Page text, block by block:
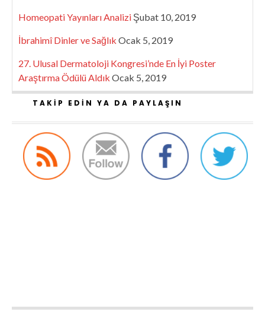
Homeopati Yayınları Analizi Şubat 10, 2019
İbrahimî Dinler ve Sağlık Ocak 5, 2019
27. Ulusal Dermatoloji Kongresi’nde En İyi Poster
Araştırma Ödülü Aldık Ocak 5, 2019
TAKIP EDIN YA DA PAYLAŞIN